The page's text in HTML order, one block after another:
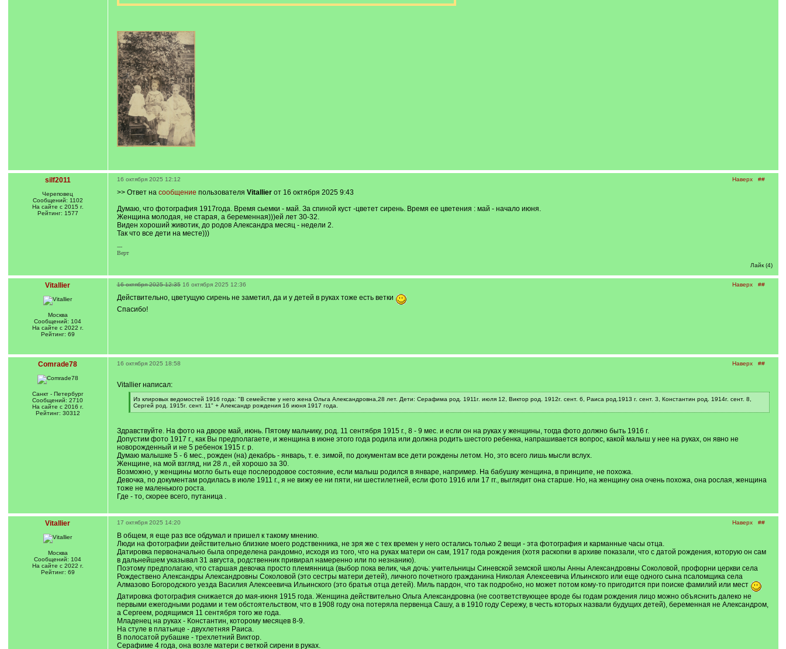
silf2011
Череповец
Сообщений: 1102
На сайте с 2015 г.
Рейтинг: 1577
Наверх ##
16 октября 2025 12:12
>> Ответ на сообщение пользователя Vitallierот 16 октября 2025 9:43
Думаю, что фотография 1917года. Время сьемки - май. За спиной куст -цветет сирень. Время ее цветения : май - начало июня.
Женщина молодая, не старая, а беременная)))ей лет 30-32.
Виден хороший животик, до родов Александра месяц - недели 2.
Так что все дети на месте)))
---
Верт
Лайк (4)
Vitallier
Москва
Сообщений: 104
На сайте с 2022 г.
Рейтинг: 69
Наверх ##
16 октября 2025 12:35 16 октября 2025 12:36
Действительно, цветущую сирень не заметил, да и у детей в руках тоже есть ветки
Спасибо!
Comrade78
Санкт - Петербург
Сообщений: 2710
На сайте с 2016 г.
Рейтинг: 30312
Наверх ##
16 октября 2025 18:58
Vitallier написал:
[
q
]
Из клировых ведомостей 1916 года: "В семействе у него жена Ольга Александровна,28 лет. Дети: Серафима род. 1911г. июля 12, Виктор род. 1912г. сент. 6, Раиса род.1913 г. сент. 3, Константин род. 1914г. сент. 8,
Сергей род. 1915г. сент. 11" + Александр рождения 16 июня 1917 года.
[
]
Здравствуйте. На фото на дворе май, июнь. Пятому мальчику, род. 11 сентября 1915 г., 8 - 9 мес. и если он на руках у женщины, тогда фото должно быть 1916 г.
Допустим фото 1917 г., как Вы предполагаете, и женщина в июне этого года родила или должна родить шестого ребенка, напрашивается вопрос, какой малыш у нее на руках, он явно не
новорожденный и не 5 ребенок 1915 г. р.
Думаю малышке 5 - 6 мес., рожден (на) декабрь - январь, т. е. зимой, по документам все дети рождены летом. Но, это всего лишь мысли вслух.
Женщине, на мой взгляд, ни 28 л., ей хорошо за 30.
Возможно, у женщины могло быть еще послеродовое состояние, если малыш родился в январе, например. На бабушку женщина, в принципе, не похожа.
Девочка, по документам родилась в июле 1911 г., я не вижу ее ни пяти, ни шестилетней, если фото 1916 или 17 гг., выглядит она старше. Но, на женщину она очень похожа, она рослая, женщина
тоже не маленького роста.
Где - то, скорее всего, путаница .
Vitallier
Москва
Сообщений: 104
На сайте с 2022 г.
Рейтинг: 69
Наверх ##
17 октября 2025 14:20
В общем, я еще раз все обдумал и пришел к такому мнению.
Люди на фотографии действительно близкие моего родственника, не зря же с тех времен у него остались только 2 вещи - эта фотография и карманные часы отца.
Датировка первоначально была определена рандомно, исходя из того, что на руках матери он сам, 1917 года рождения (хотя раскопки в архиве показали, что с датой рождения, которую он сам
в дальнейшем указывал 31 августа, родственник привирал намеренно или по незнанию).
Поэтому предполагаю, что старшая девочка просто племянница (выбор пока велик, чья дочь: учительницы Синевской земской школы Анны Александровны Соколовой, профорни церкви села
Рождествено Александры Александровны Соколовой (это сестры матери детей), личного почетного гражданина Николая Алексеевича Ильинского или еще одного сына псаломщика села
Алмазово Богородского уезда Василия Алексеевича Ильинского (это братья отца детей). Миль пардон, что так подробно, но может потом кому-то пригодится при поиске фамилий или мест
Датировка фотография снижается до мая-июня 1915 года. Женщина действительно Ольга Александровна (не соответствующее вроде бы годам рождения лицо можно объяснить далеко не
первыми ежегодными родами и тем обстоятельством, что в 1908 году она потеряла первенца Сашу, а в 1910 году Сережу, в честь которых назвали будущих детей), беременная не Александром,
а Сергеем, родящимся 11 сентября того же года.
Младенец на руках - Константин, которому месяцев 8-9.
На стуле в платьице - двухлетняя Раиса.
В полосатой рубашке - трехлетний Виктор.
Серафиме 4 года, она возле матери с веткой сирени в руках.